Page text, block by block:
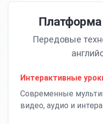
Платформа
Передовые
Интерактивные
Современные
видео, аудио и